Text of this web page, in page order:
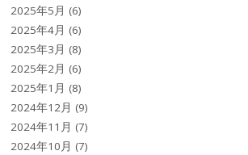
2025年5月 (6)
2025年4月 (6)
2025年3月 (8)
2025年2月 (6)
2025年1月 (8)
2024年12月 (9)
2024年11月 (7)
2024年10月 (7)